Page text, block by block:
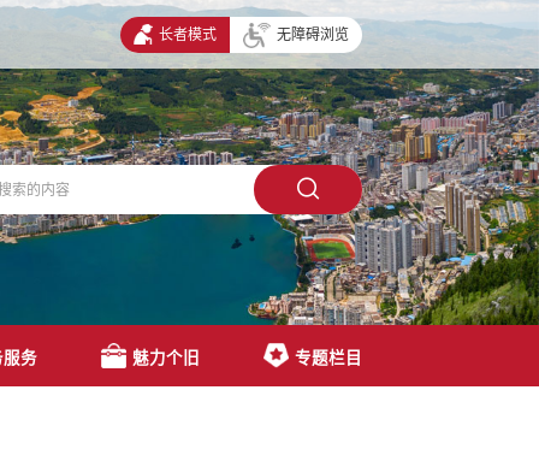
长者模式 无障碍浏览
务 魅力个旧 专题栏目